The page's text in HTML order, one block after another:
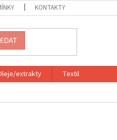
KONTAKTY
extrakty
Textil